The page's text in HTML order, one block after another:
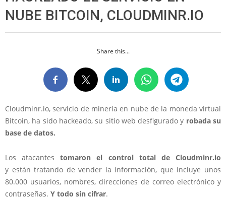
NUBE BITCOIN, CLOUDMINR.IO
Share this...
Cloudminr.io, servicio de minería en nube de la moneda virtual
Bitcoin, ha sido hackeado, su sitio web desfigurado y robada su
base de datos.
Los atacantestomaron el control total de Cloudminr.io
y están tratando de vender la información, que incluye unos
80.000 usuarios, nombres, direcciones de correo electrónico y
contraseñas. Y todo sin cifrar.